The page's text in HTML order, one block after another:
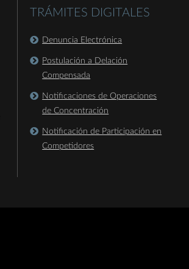
TRÁMITES DIGITALES
Denuncia Electrónica
Postulación a Delación
Compensada
Notificaciones de Operaciones
de Concentración
Notificación de Participación en
Competidores